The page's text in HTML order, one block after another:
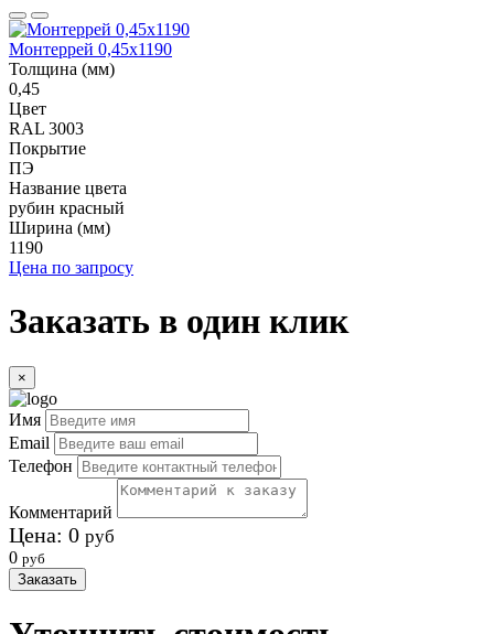
Монтеррей 0,45х1190
Толщина (мм)
0,45
Цвет
RAL 3003
Покрытие
ПЭ
Название цвета
рубин красный
Ширина (мм)
1190
Цена по запросу
Заказать в один клик
×
Имя
Email
Телефон
Комментарий
Цена: 0 руб
0 руб
Заказать